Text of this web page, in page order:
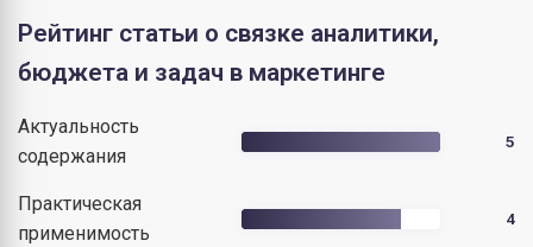
Рейтинг статьи о связке аналитики,
бюджета и задач в маркетинге
Актуальность
содержания
5
Практическая
применимость
4